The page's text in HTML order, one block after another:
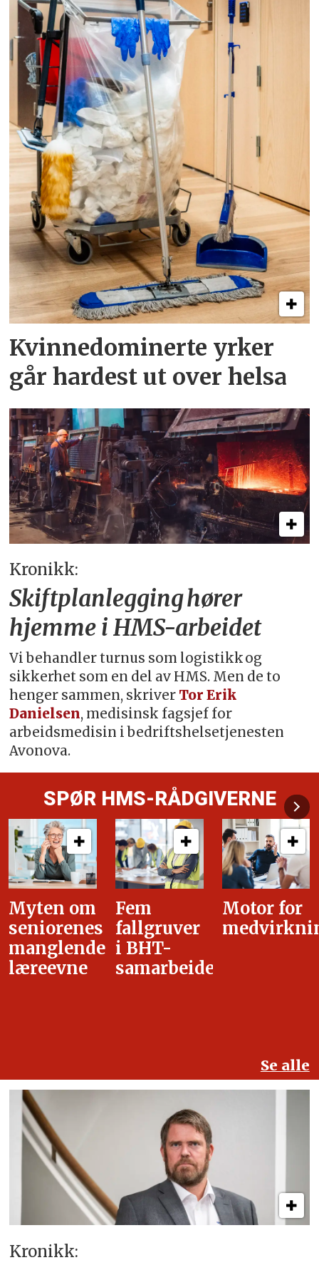
Kvinnedominerte yrker
går hardest ut over helsa
Kronikk:
Skiftplanlegging hører
hjemme i HMS-arbeidet
Vi behandler turnus som logistikk og
sikkerhet som en del av HMS. Men de to
henger sammen, skriver Tor Erik
Danielsen, medisinsk fagsjef for
arbeidsmedisin i bedriftshelsetjenesten
Avonova.
SPØR HMS-RÅDGIVERNE
Fem
fallgruver
i BHT-
samarbeidet
Motor for
medvirkning
i
Se alle
Kronikk: